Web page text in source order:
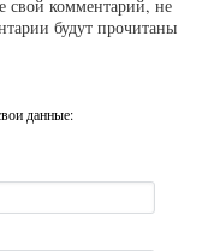
свой комментарий, не
будут прочитаны
данные: